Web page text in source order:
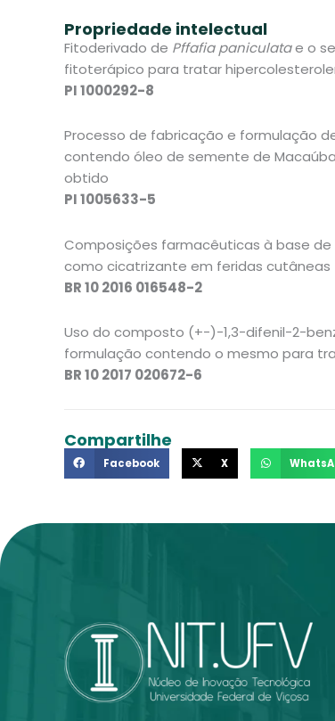
Propriedade intelectual
Fitoderivado de Pffafia paniculatae o
fitoterápico para tratar
PI 1000292-8
Processo de fabricação e formulação
contendo óleo de semente de
obtido
PI 1005633-5
Composições farmacêuticas à base
como cicatrizante em feridas cutâneas
BR 10 2016 016548-2
Uso do composto (+-)-1,3-difenil-2-
formulação contendo o mesmo para
BR 10 2017 020672-6
Compartilhe
Facebook X